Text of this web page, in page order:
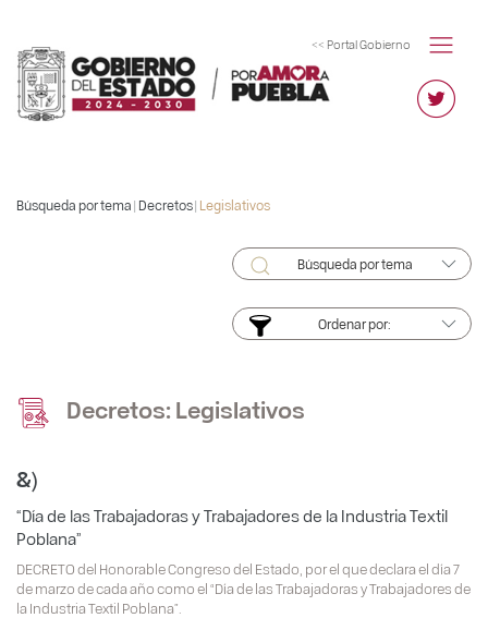
<< Portal Gobierno
Búsqueda por tema | Decretos| Legislativos
Búsqueda por tema
Ordenar por:
Decretos: Legislativos
&)
“Día de las Trabajadoras y Trabajadores de la Industria Textil
Poblana”
DECRETO del Honorable Congreso del Estado, por el que declara el día 7
de marzo de cada año como el “Día de las Trabajadoras y Trabajadores de
la Industria Textil Poblana”.